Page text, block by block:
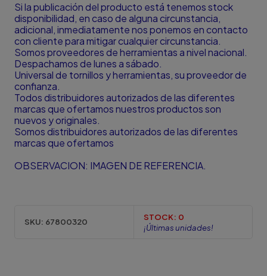
Si la publicación del producto está tenemos stock
disponibilidad, en caso de alguna circunstancia,
adicional, inmediatamente nos ponemos en contacto
con cliente para mitigar cualquier circunstancia.
Somos proveedores de herramientas a nivel nacional.
Despachamos de lunes a sábado.
Universal de tornillos y herramientas, su proveedor de
confianza.
Todos distribuidores autorizados de las diferentes
marcas que ofertamos nuestros productos son
nuevos y originales.
Somos distribuidores autorizados de las diferentes
marcas que ofertamos
OBSERVACION: IMAGEN DE REFERENCIA.
SKU: 67800320 STOCK: 0
¡Últimas unidades!